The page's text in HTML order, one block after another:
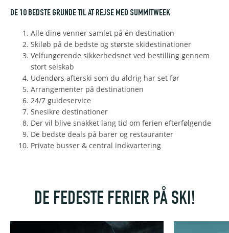
DE 10 BEDSTE GRUNDE TIL AT REJSE MED SUMMITWEEK
Alle dine venner samlet på én destination
Skiløb på de bedste og største skidestinationer
Velfungerende sikkerhedsnet ved bestilling gennem
stort selskab
Udendørs afterski som du aldrig har set før
Arrangementer på destinationen
24/7 guideservice
Snesikre destinationer
Der vil blive snakket lang tid om ferien efterfølgende
De bedste deals på barer og restauranter
Private busser & central indkvartering
DE FEDESTE FERIER PÅ SKI!